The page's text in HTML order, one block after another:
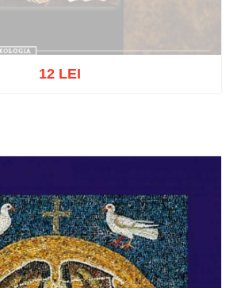
12 LEI